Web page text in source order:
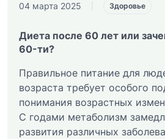
04 марта 2025 Здоровье
Диета после 60 лет или
60-ти?
Правильное питание для
возраста требует особого
понимания возрастных
С годами метаболизм
развития различных